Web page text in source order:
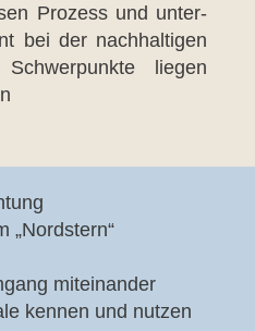
Pro­zess und unter­
bei der nach­hal­ti­gen
lie­gen
„Nord­stern“
mit­ein­an­der
ken­nen und nut­zen